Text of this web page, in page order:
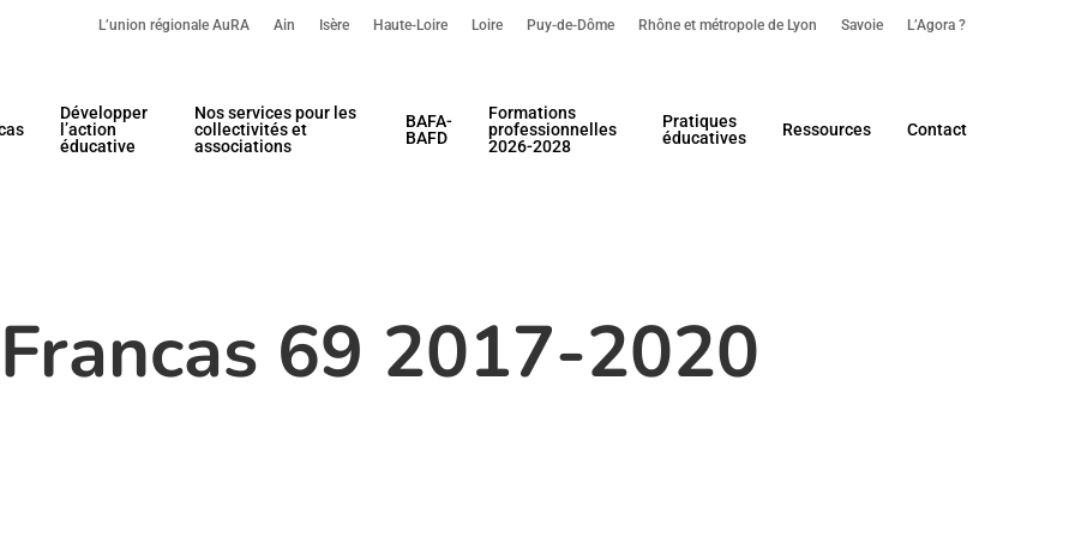
L’union régionale AuRA Ain Isère Haute-Loire Loire Puy-de-Dôme Rhône et métropole de Lyon Savoie L’Agora ?
Développer
l’action
éducative
Nos services pour les
collectivités et
associations
BAFA-
BAFD
Formations
professionnelles
2026-2028
Pratiques
éducatives
Ressources Contact
69 2017-2020